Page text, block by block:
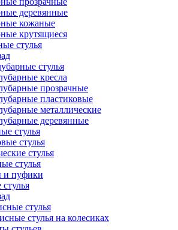
деревянные
кожаные
крутящиеся
стулья
стулья
кресла
прозрачные
пластиковые
металлические
деревянные
стулья
стулья
стулья
стулья
и пуфики
стулья
стулья на колесиках